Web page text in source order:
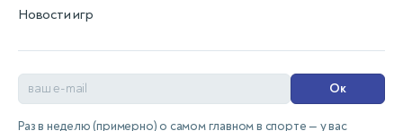
Новости игр
Ок
Раз в неделю (примерно) о самом главном в спорте — у вас